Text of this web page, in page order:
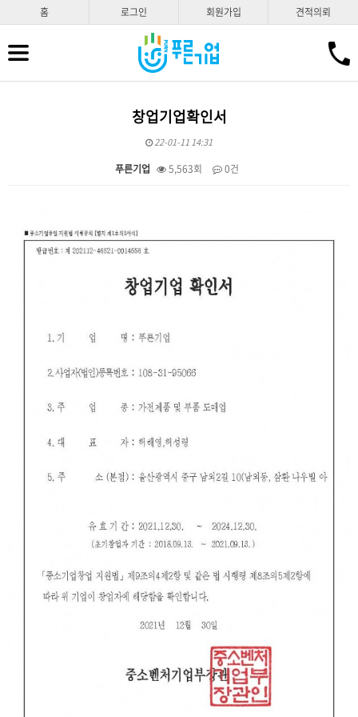
홈 로그인 회원가입 견적의뢰
창업기업확인서
22-01-11 14:31
푸른기업 5,563회 0건